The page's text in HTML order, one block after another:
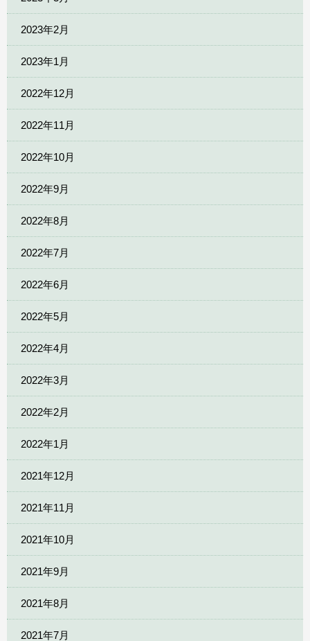
2023年2月
2023年1月
2022年12月
2022年11月
2022年10月
2022年9月
2022年8月
2022年7月
2022年6月
2022年5月
2022年4月
2022年3月
2022年2月
2022年1月
2021年12月
2021年11月
2021年10月
2021年9月
2021年8月
2021年7月